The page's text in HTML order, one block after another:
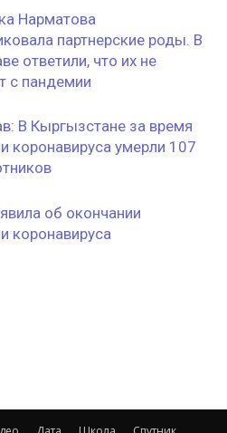
Нарматова
партнерские роды. В
ответили, что их не
с пандемии
В Кыргызстане за время
коронавируса умерли 107
об окончании
коронавируса